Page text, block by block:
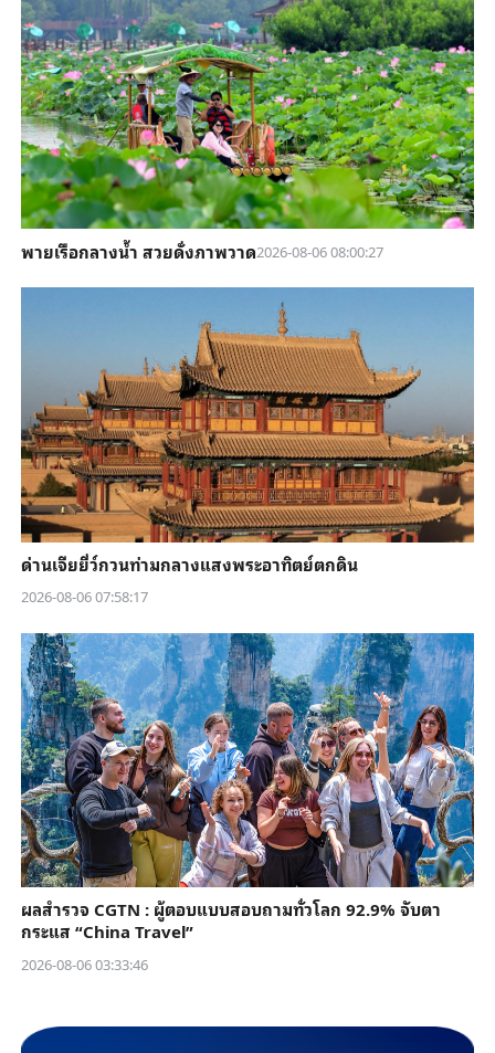
พายเรือกลางน้ำ สวยดั่งภาพวาด2026-08-06 08:00:27
ด่านเจียยี่ว์กวนท่ามกลางแสงพระอาทิตย์ตกดิน
2026-08-06 07:58:17
ผลสำรวจ CGTN : ผู้ตอบแบบสอบถามทั่วโลก 92.9% จับตา
กระแส “China Travel”
2026-08-06 03:33:46